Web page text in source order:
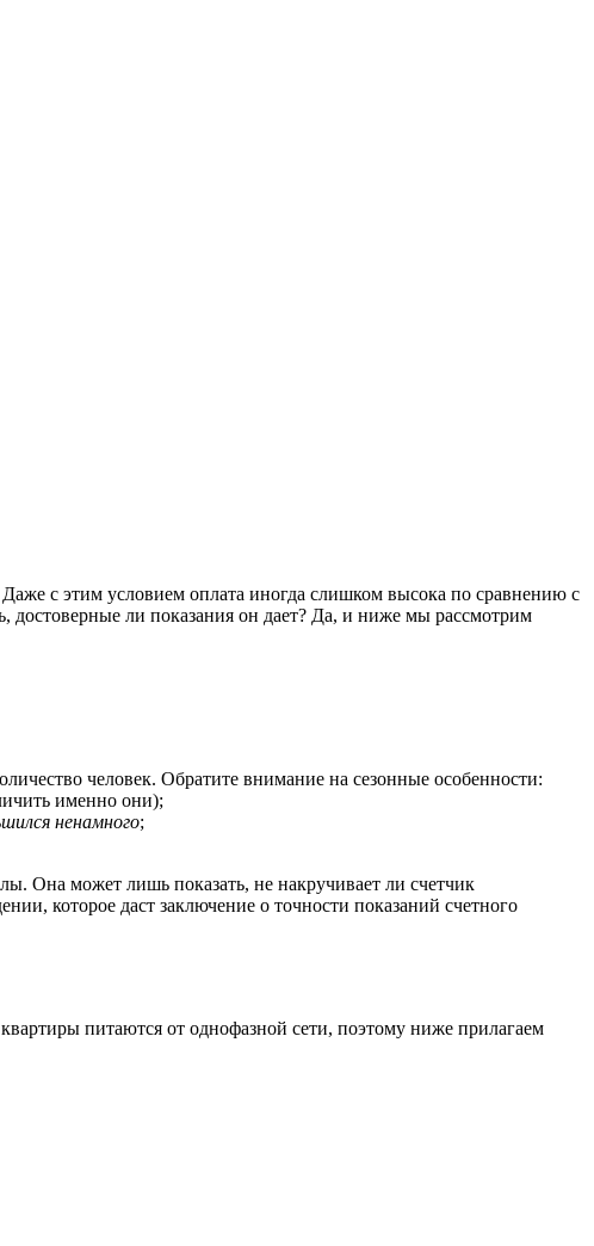
Даже с этим условием оплата иногда слишком высока по сравнению с
достоверные ли показания он дает? Да, и ниже мы рассмотрим
человек. Обратите внимание на сезонные особенности:
именно они);
ненамного;
Она может лишь показать, не накручивает ли счетчик
которое даст заключение о точности показаний счетного
питаются от однофазной сети, поэтому ниже прилагаем